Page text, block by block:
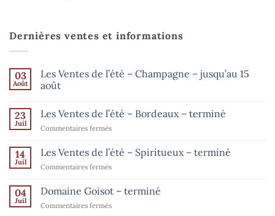
Dernières ventes et informations
03
Août
Les Ventes de l’été – Champagne – jusqu’au 15
août
sur
Ventes
–
août
23
Juil
Les Ventes de l’été – Bordeaux – terminé
Commentaires ferméssur
Ventes
de
l’été
Bordeaux
terminé
14
Juil
Les Ventes de l’été – Spiritueux – terminé
Commentaires ferméssur
Ventes
de
l’été
04
Juil
Domaine Goisot – terminé
Commentaires ferméssur